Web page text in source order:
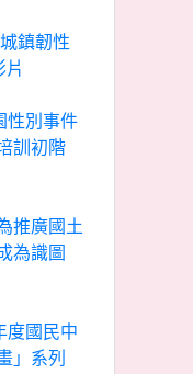
鎮韌性
片
性別事件
訓初階
推廣國土
為識圖
度國民中
」系列